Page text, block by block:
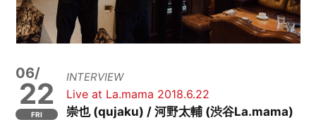
06/
22
FRI
INTERVIEW
Live at La.mama 2018.6.22
崇也 (qujaku) / 河野太輔 (渋谷La.mama)